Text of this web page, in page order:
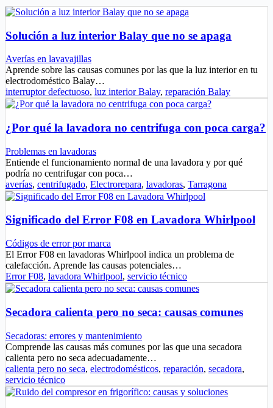
Solución a luz interior Balay que no se apaga
Averías en lavavajillas
Aprende sobre las causas comunes por las que la luz interior en tu
electrodoméstico Balay…
interruptor defectuoso, luz interior Balay, reparación Balay
¿Por qué la lavadora no centrifuga con poca carga?
Problemas en lavadoras
Entiende el funcionamiento normal de una lavadora y por qué
podría no centrifugar con poca…
averías, centrifugado, Electrorepara, lavadoras, Tarragona
Significado del Error F08 en Lavadora Whirlpool
Códigos de error por marca
El Error F08 en lavadoras Whirlpool indica un problema de
calefacción. Aprende las causas potenciales…
Error F08, lavadora Whirlpool, servicio técnico
Secadora calienta pero no seca: causas comunes
Secadoras: errores y mantenimiento
Comprende las causas más comunes por las que una secadora
calienta pero no seca adecuadamente…
calienta pero no seca, electrodomésticos, reparación, secadora,
servicio técnico